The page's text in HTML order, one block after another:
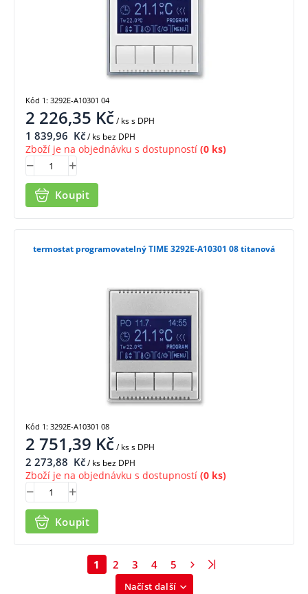
2 226,35 Kč/ kss DPH
1 839,96 Kč/ ks bez DPH
Zboží je na objednávku s dostupností (0 ks)
Koupit
Kód 1: 3292E-A10301 04
termostat programovatelný TIME 3292E-A10301 08 titanová
2 751,39 Kč/ kss DPH
2 273,88 Kč/ ks bez DPH
Zboží je na objednávku s dostupností (0 ks)
Koupit
Kód 1: 3292E-A10301 08
Načíst další
1 2 3 4 5